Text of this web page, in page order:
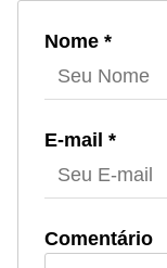
Nome *
E-mail *
Comentário